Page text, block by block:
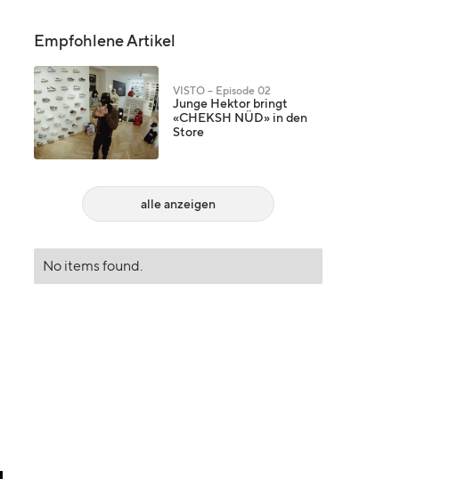
Empfohlene Artikel
VISTO – Episode 02
Junge Hektor bringt
«CHEKSH NÜD» in den
Store
alle anzeigen
No items found.